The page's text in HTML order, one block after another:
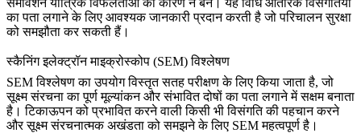
का पता लगानेके लिए आवश्यक जानकारी प्रदान करती है जो परिचालन सुरक्षा
को समझौता कर सकती हैं।
स्कैनिंग इलेक्ट्रॉन माइक्रोस्कोप (SEM) विश्लेषण
SEM विश्लेषणका उपयोग विस्तृत सतह परीक्षण के लिए किया जाता है, जो
सूक्ष्म संरचना का पूर्ण मूल्यांकन और संभावित दोषों का पता लगाने में सक्षम बनाता
है। टिकाऊपन को प्रभावित करने वाली किसी भी विसंगति की पहचान करने
औरसूक्ष्म संरचनात्मक अखंडताको समझने के लिए SEM महत्वपूर्ण है।